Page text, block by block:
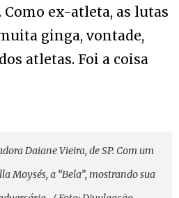
ex-atleta, as lutas
ginga, vontade,
atletas. Foi a coisa
Daiane Vieira, de SP. Com um
Moysés, a “Bela”, mostrando sua